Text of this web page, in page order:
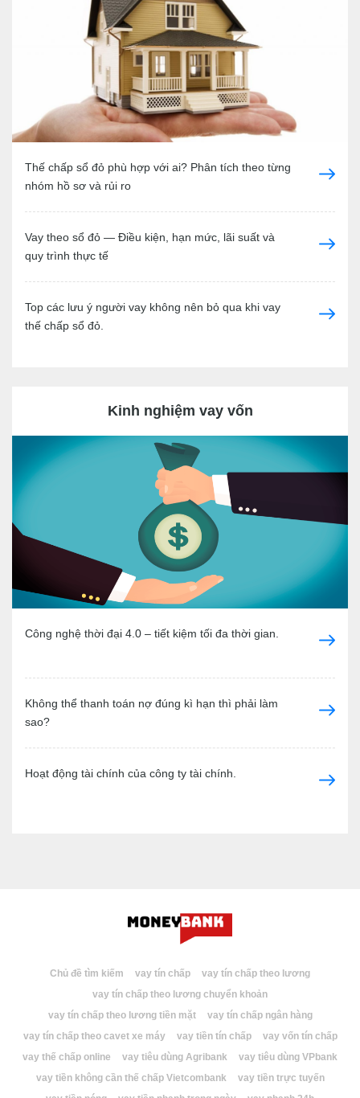
Thế chấp sổ đỏ phù hợp với ai? Phân tích theo từng
nhóm hồ sơ và rủi ro
Vay theo sổ đỏ — Điều kiện, hạn mức, lãi suất và
quy trình thực tế
Top các lưu ý người vay không nên bỏ qua khi vay
thế chấp sổ đỏ.
Kinh nghiệm vay vốn
Công nghệ thời đại 4.0 – tiết kiệm tối đa thời gian.
Không thể thanh toán nợ đúng kì hạn thì phải làm
sao?
Hoạt động tài chính của công ty tài chính.
Chủ đề tìm kiếm vay tín chấp
vay tín chấp theo lương
vay tín chấp theo lương chuyển khoản
vay tín chấp theo lương tiền mặt
vay tín chấp ngân hàng
vay tín chấp theo cavet xe máy
vay tiền tín chấp
vay vốn tín chấp
vay thế chấp online
vay tiêu dùng Agribank
vay tiêu dùng VPbank
vay tiền không cần thế chấp Vietcombank
vay tiền trực tuyến